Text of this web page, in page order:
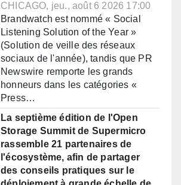
CHICAGO, jeu., août 6 2026 17:00
Brandwatch est nommé « Social
Listening Solution of the Year »
(Solution de veille des réseaux
sociaux de l'année), tandis que PR
Newswire remporte les grands
honneurs dans les catégories «
Press…
La septième édition de l'Open
Storage Summit de Supermicro
rassemble 21 partenaires de
l'écosystème, afin de partager
des conseils pratiques sur le